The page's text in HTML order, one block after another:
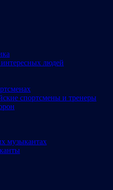
людей
спортсмены и тренеры
музыкантах